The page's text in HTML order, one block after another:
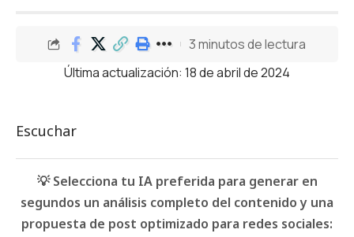
Última actualización: 18 de abril de 2024
3 minutos de lectura
Escuchar
💡 Selecciona tu IA preferida para generar en
segundos un análisis completo del contenido y una
propuesta de post optimizado para redes sociales: